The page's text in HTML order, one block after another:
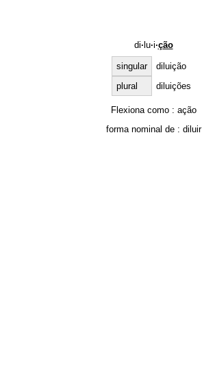
di· lu·i·ção
singular
diluição
plural
diluições
Flexiona como : ação
forma nominal de : diluir